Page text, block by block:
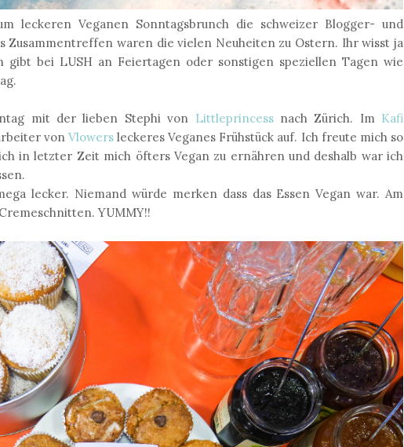
leckeren Veganen Sonntagsbrunch die schweizer Blogger- und
Zusammentreffen waren die vielen Neuheiten zu Ostern. Ihr wisst ja
gibt bei LUSH an Feiertagen oder sonstigen speziellen Tagen wie
mit der lieben Stephi von Littleprincessnach Zürich. Im Kafi
von Vlowersleckeres Veganes Frühstück auf. Ich freute mich so
in letzter Zeit mich öfters Vegan zu ernähren und deshalb war ich
lecker. Niemand würde merken dass das Essen Vegan war. Am
YUMMY!!